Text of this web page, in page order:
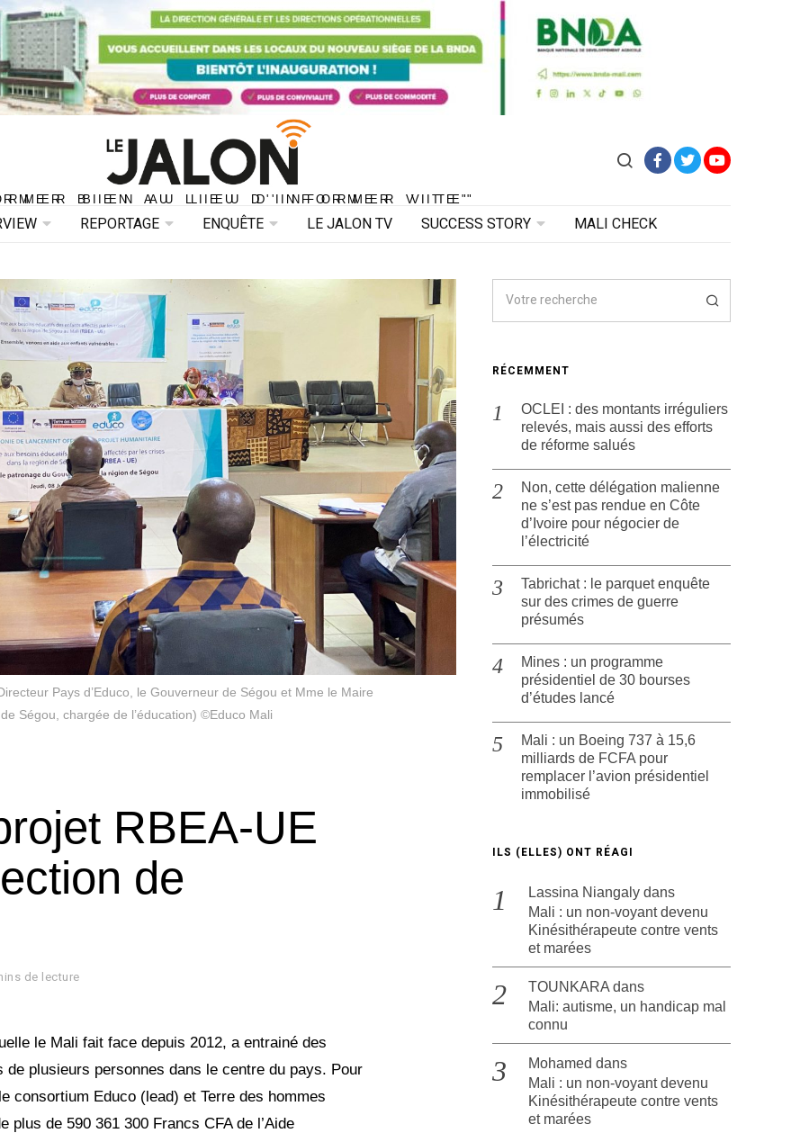
BIEN AU LIEU D'INFORMER VITE"
BIEN AU LIEU D'INFORMER VITE"
REPORTAGE ENQUÊTE LE JALON TV SUCCESS STORY MALI CHECK
Pays d’Educo, le Gouverneur de Ségou et Mme le Maire
Ségou, chargée de l’éducation) ©Educo Mali
RBEA-UE
de
de lecture
le Mali fait face depuis 2012, a entrainé des
plusieurs personnes dans le centre du pays. Pour
consortium Educo (lead) et Terre des hommes
plus de 590 361 300 Francs CFA de l’Aide
RÉCEMMENT
OCLEI : des montants irréguliers
relevés, mais aussi des efforts
de réforme salués
Non, cette délégation malienne
ne s’est pas rendue en Côte
d’Ivoire pour négocier de
l’électricité
Tabrichat : le parquet enquête
sur des crimes de guerre
présumés
Mines : un programme
présidentiel de 30 bourses
d’études lancé
Mali : un Boeing 737 à 15,6
milliards de FCFA pour
remplacer l’avion présidentiel
immobilisé
ILS (ELLES) ONT RÉAGI
Lassina Niangaly dans
Mali : un non-voyant devenu
Kinésithérapeute contre vents
et marées
TOUNKARA dans
Mali: autisme, un handicap mal
connu
Mohamed dans
Mali : un non-voyant devenu
Kinésithérapeute contre vents
et marées